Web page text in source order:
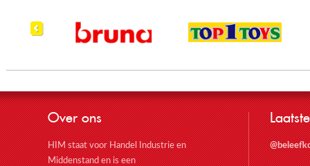
Over ons
HIM staat voor Handel Industrie en
Middenstand en is een